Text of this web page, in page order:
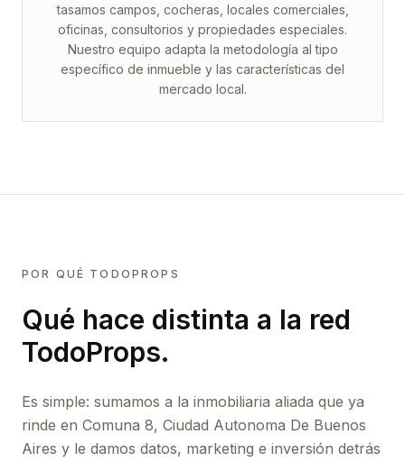
tasamos campos, cocheras, locales comerciales,
oficinas, consultorios y propiedades especiales.
Nuestro equipo adapta la metodología al tipo
específico de inmueble y las características del
mercado local.
POR QUÉ TODOPROPS
Qué hace distinta a la red
TodoProps.
Es simple: sumamos a la inmobiliaria aliada que ya
rinde en Comuna 8, Ciudad Autonoma De Buenos
Aires y le damos datos, marketing e inversión detrás